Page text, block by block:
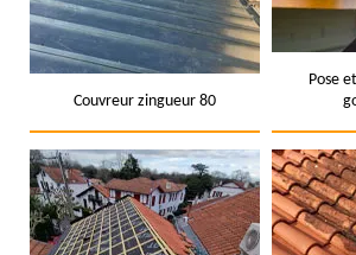
Couvreur zingueur 80
Pose